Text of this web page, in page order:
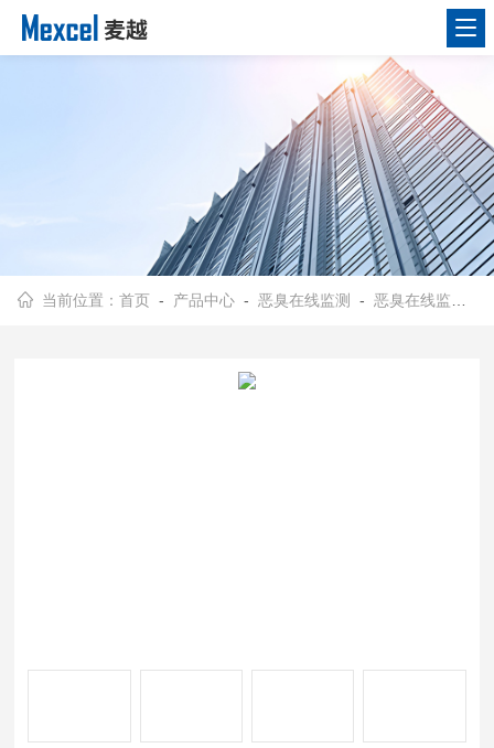
当前位置：首页 - 产品中心 -恶臭在线监测 -恶臭在线监测设备品牌